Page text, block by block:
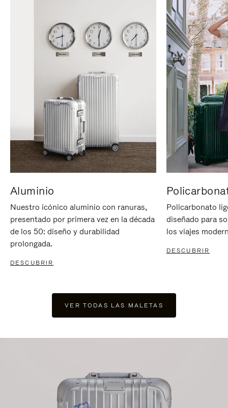
Aluminio
Nuestro icónico aluminio con ranuras,
presentado por primera vez en la década
de los 50: diseño y durabilidad
prolongada.
DESCUBRIR
Policarbonato
diseñado para
los viajes
DESCUBRIR
VER TODAS LAS MALETAS